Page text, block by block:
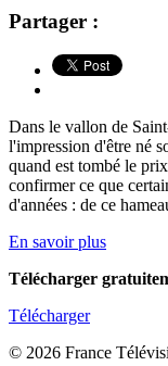
Partager :
Dans le vallon de
l'impression d'être né
quand est tombé le
confirmer ce que
d'années : de ce
En savoir plus
Télécharger
Télécharger
© 2026 France